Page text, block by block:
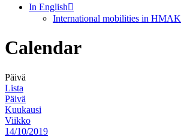
In English
International mobilities in HMAK
Calendar
Päivä
Lista
Päivä
Kuukausi
Viikko
14/10/2019